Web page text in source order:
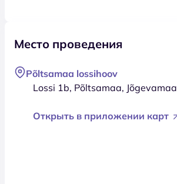
Место проведения
Põltsamaa lossihoov
Lossi 1b, Põltsamaa, Jõgevamaa
Открыть в приложении карт